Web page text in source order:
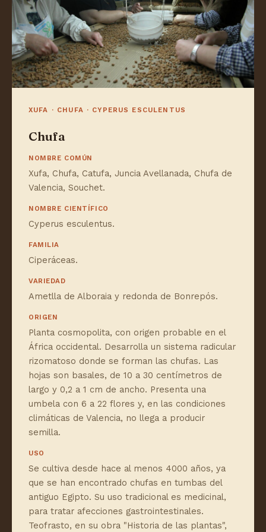
XUFA · CHUFA · CYPERUS ESCULENTUS
Chufa
NOMBRE COMÚN
Xufa, Chufa, Catufa, Juncia Avellanada, Chufa de
Valencia, Souchet.
NOMBRE CIENTÍFICO
Cyperus esculentus.
FAMILIA
Ciperáceas.
VARIEDAD
Ametlla de Alboraia y redonda de Bonrepós.
ORIGEN
Planta cosmopolita, con origen probable en el
África occidental. Desarrolla un sistema radicular
rizomatoso donde se forman las chufas. Las
hojas son basales, de 10 a 30 centímetros de
largo y 0,2 a 1 cm de ancho. Presenta una
umbela con 6 a 22 flores y, en las condiciones
climáticas de Valencia, no llega a producir
semilla.
USO
Se cultiva desde hace al menos 4000 años, ya
que se han encontrado chufas en tumbas del
antiguo Egipto. Su uso tradicional es medicinal,
para tratar afecciones gastrointestinales.
Teofrasto, en su obra "Historia de las plantas",